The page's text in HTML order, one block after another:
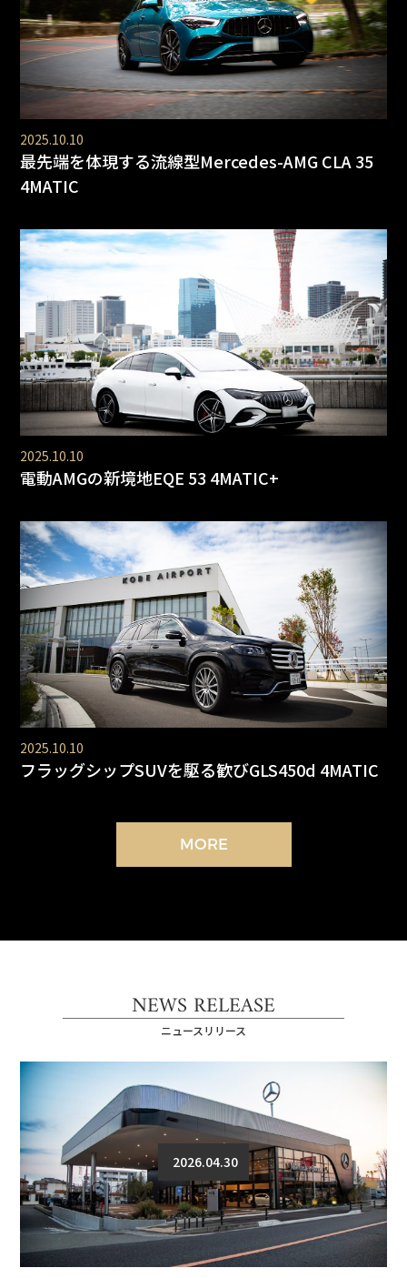
2025.10.10
最先端を体現する流線型Mercedes-AMG CLA 35
4MATIC
2025.10.10
電動AMGの新境地EQE 53 4MATIC+
2025.10.10
フラッグシップSUVを駆る歓びGLS450d 4MATIC
MORE
NEWS RELEASE
ニュースリリース
2026.04.30